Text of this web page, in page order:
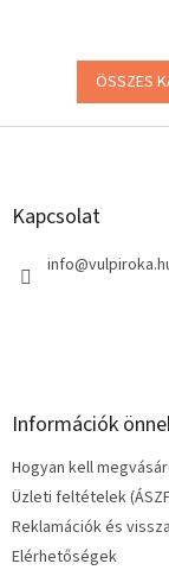
ÖSSZES
L
Kapcsolat
info@
Információk
Hogyan kell
Üzleti feltételek
Reklamációk és
Elérhetőségek